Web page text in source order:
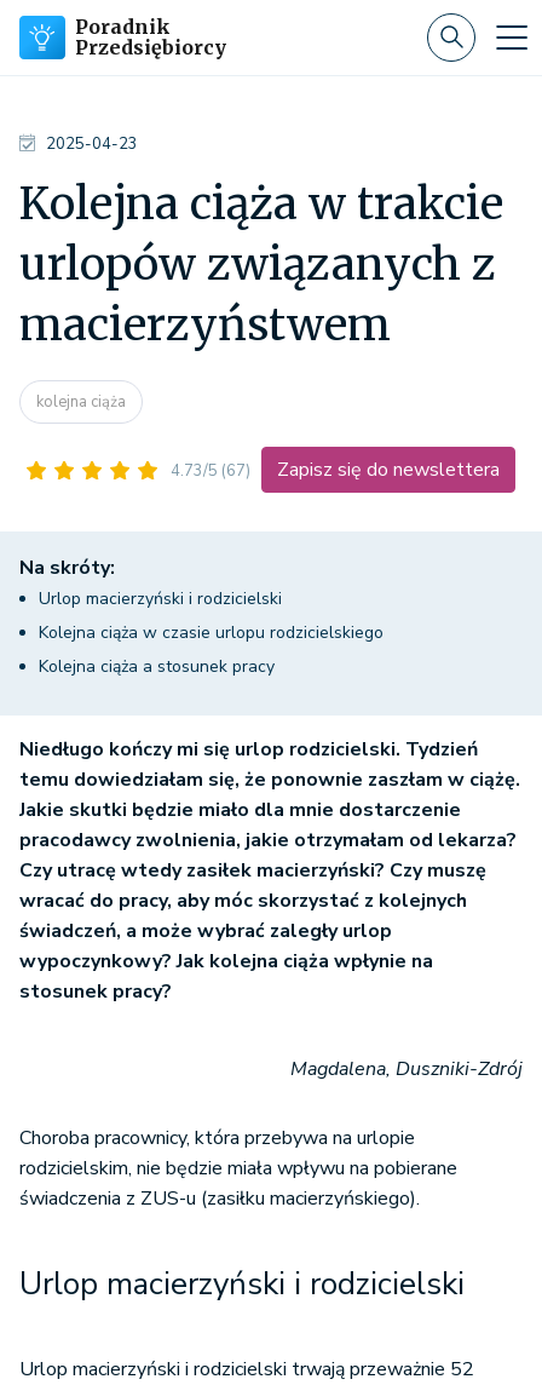
Poradnik
Przedsiębiorcy
2025-04-23
Kolejna ciąża w trakcie
urlopów związanych z
macierzyństwem
kolejna ciąża
4.73/5 (67) Zapisz się do newslettera
Na skróty:
Urlop macierzyński i rodzicielski
Kolejna ciąża w czasie urlopu rodzicielskiego
Kolejna ciąża a stosunek pracy
Niedługo kończy mi się urlop rodzicielski. Tydzień
temu dowiedziałam się, że ponownie zaszłam w ciążę.
Jakie skutki będzie miało dla mnie dostarczenie
pracodawcy zwolnienia, jakie otrzymałam od lekarza?
Czy utracę wtedy zasiłek macierzyński? Czy muszę
wracać do pracy, aby móc skorzystać z kolejnych
świadczeń, a może wybrać zaległy urlop
wypoczynkowy? Jak kolejna ciąża wpłynie na
stosunek pracy?
Magdalena, Duszniki-Zdrój
Choroba pracownicy, która przebywa na urlopie
rodzicielskim, nie będzie miała wpływu na pobierane
świadczenia z ZUS-u (zasiłku macierzyńskiego).
Urlop macierzyński i rodzicielski
Urlop macierzyński i rodzicielski trwają przeważnie 52